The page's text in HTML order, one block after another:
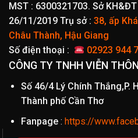
MST : 6300321703. Sở
26/11/2019 Trụ sở : 38, ấp
Châu Thành, Hậu Giang
Số điện thoại :
02923 944
CÔNG TY TNHH VIỄN
Số 46/4 Lý Chính Thắng,P.
Thành phố Cần Thơ
Fanpage: https://